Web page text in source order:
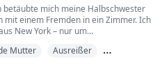
sagte er, als er die blauen
„Las...
betäubte mich meine Halbschwester
mit einem Fremden in ein Zimmer. Ich
New York – nur um
Mutter
Ausreißer